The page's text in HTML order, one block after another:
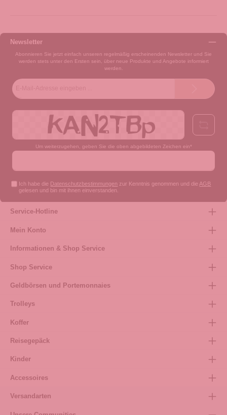
Newsletter
Abonnieren Sie jetzt einfach unseren regelmäßig erscheinenden Newsletter und Sie
werden stets unter den Ersten sein, über neue Produkte und Angebote informiert
werden.
Um weiterzugehen, geben Sie die oben abgebildeten Zeichen ein*
Ich habe die Datenschutzbestimmungen zur Kenntnis genommen und die AGB
gelesen und bin mit ihnen einverstanden.
Service-Hotline
Mein Konto
Informationen & Shop Service
Shop Service
Geldbörsen und Portemonnaies
Trolleys
Koffer
Reisegepäck
Kinder
Accessoires
Versandarten